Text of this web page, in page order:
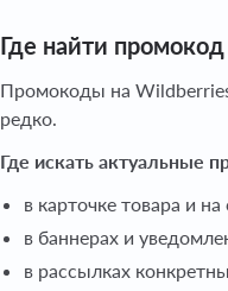
Где найти
Промокоды на Wildberries
редко.
Где искать актуальные
в карточке товара и
в баннерах и
в рассылках